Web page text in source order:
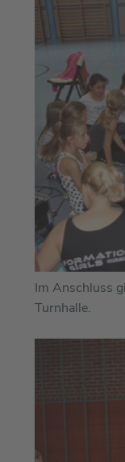
Im Anschluss
Turnhalle.